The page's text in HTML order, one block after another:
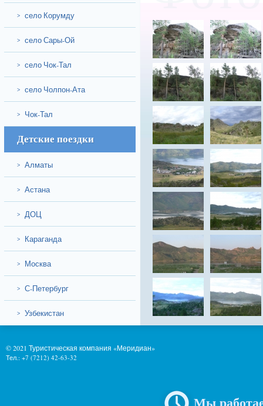
> село Корумду
> село Сары-Ой
> село Чок-Тал
> село Чолпон-Ата
> Чок-Тал
Детские поездки
> Алматы
> Астана
> ДОЦ
> Караганда
> Москва
> С-Петербург
> Узбекистан
© 2021 Туристическая компания «Меридиан»
Тел.: +7 (7212) 42-63-32
Мы